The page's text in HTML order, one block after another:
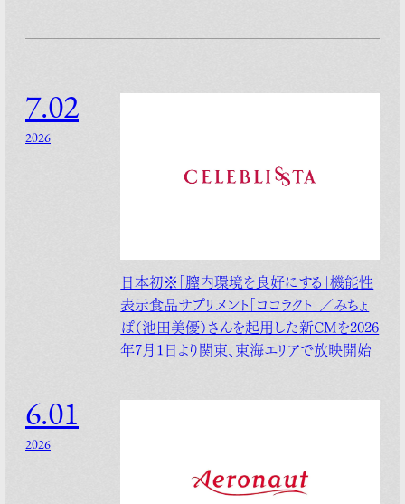
7.02
2026
日本初※「膣内環境を良好にする」機能性
表示食品サプリメント「ココラクト」／みちょ
ぱ（池田美優）さんを起用した新CMを2026
年7月1日より関東、東海エリアで放映開始
6.01
2026